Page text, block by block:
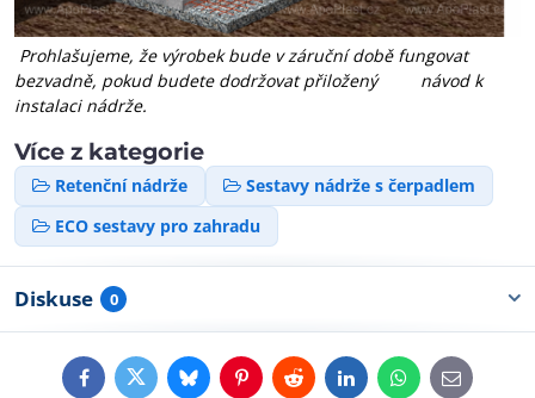
Prohlašujeme, že výrobek bude v záruční době fungovat
bezvadně, pokud budete dodržovat přiložený návod k
instalaci nádrže.
Více z kategorie
Retenční nádrže
Sestavy nádrže s čerpadlem
ECO sestavy pro zahradu
Diskuse 0
FacebookTwitterBlueskyPinterestRedditLinkedInWhatsApp
E-